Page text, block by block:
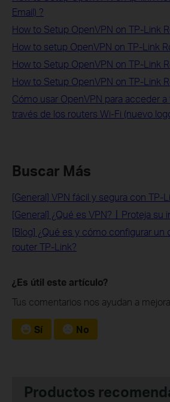
Email) ?
How to Setup OpenVPN on TP-Link
How to setup OpenVPN on TP-Link
How to Setup OpenVPN on TP-Link
How to Setup OpenVPN on TP-Link
Cómo usar OpenVPN para acceder
través de los routers Wi-Fi (nuevo
Buscar Más
[General] VPN fácil y segura con TP-
[General] ¿Qué es VPN?〡Proteja su
[Blog] ¿Qué es y cómo configurar un
router TP-Link?
¿Es útil este artículo?
Tus comentarios nos ayudan a
Sí No
Productos